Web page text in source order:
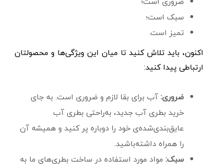
سبک است؛
تمیز است.
اکنون، باید تلاش کنید تا میان این ویژگی‌ها و محصولتان
ارتباطی پیدا کنید:
ضروری:آب برای بقا لازم و ضروری است. به جای
خرید بطری آب جدید، به‌راحتی بطری آب
عایق‌بندی‌شده‌ی خود را دوباره پر کنید و همیشه آن
را همراه داشته‌باشید.
سبک: مواد مورد استفاده در ساخت بطری‌های ما به